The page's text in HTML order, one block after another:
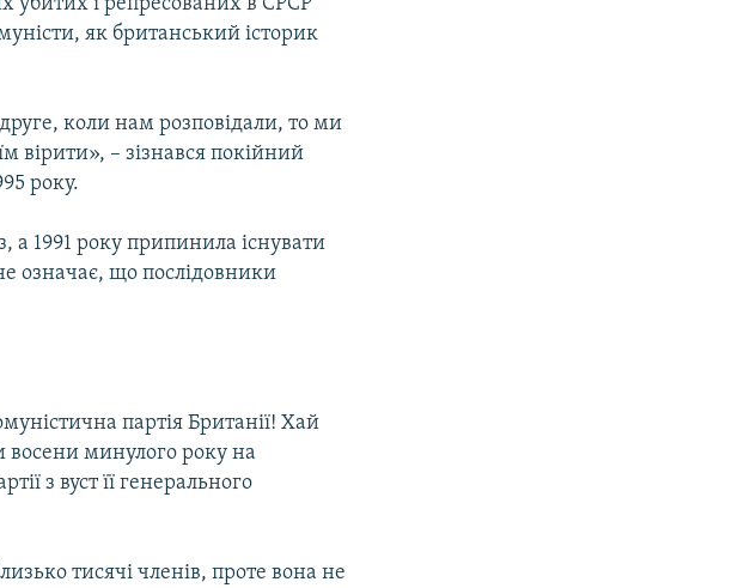
як британський історик
коли нам розповідали, то ми
– зізнався покійний
року.
а 1991 року припинила існувати
означає, що послідовники
партія Британії! Хай
восени минулого року на
з вуст її генерального
тисячі членів, проте вона не